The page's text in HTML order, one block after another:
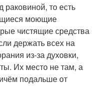
то есть
моющие
чистящие средства
держать всех на
из-за духовки,
Их место не там, а
подальше от